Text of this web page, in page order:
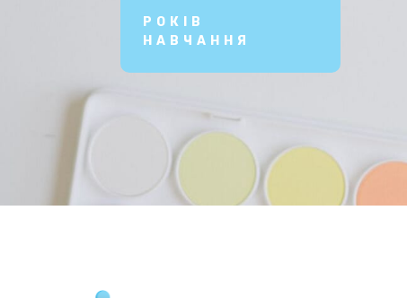
РОКІВ
НАВЧАННЯ